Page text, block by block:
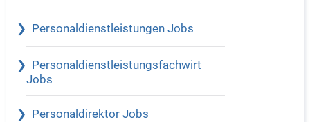
Personaldienstleistungen Jobs
Personaldienstleistungsfachwirt
Jobs
Personaldirektor Jobs